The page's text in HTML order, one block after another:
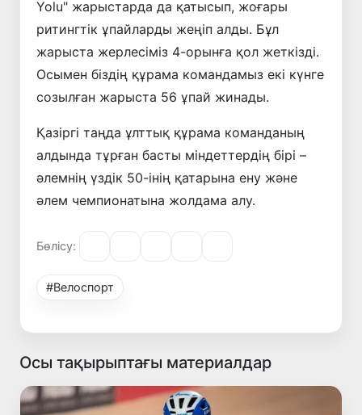
Yolu" жарыстарда да қатысып, жоғары
ритингтік ұпайларды жеңіп алды. Бұл
жарыста жерлесіміз 4-орынға қол жеткізді.
Осымен біздің құрама командамыз екі күнге
созылған жарыста 56 ұпай жинады.
Қазіргі таңда ұлттық құрама команданың
алдында тұрған басты міндеттердің бірі –
әлемнің үздік 50-інің қатарына ену және
әлем чемпионатына жолдама алу.
Бөлісу:
#Велоспорт
Осы тақырыптағы материалдар